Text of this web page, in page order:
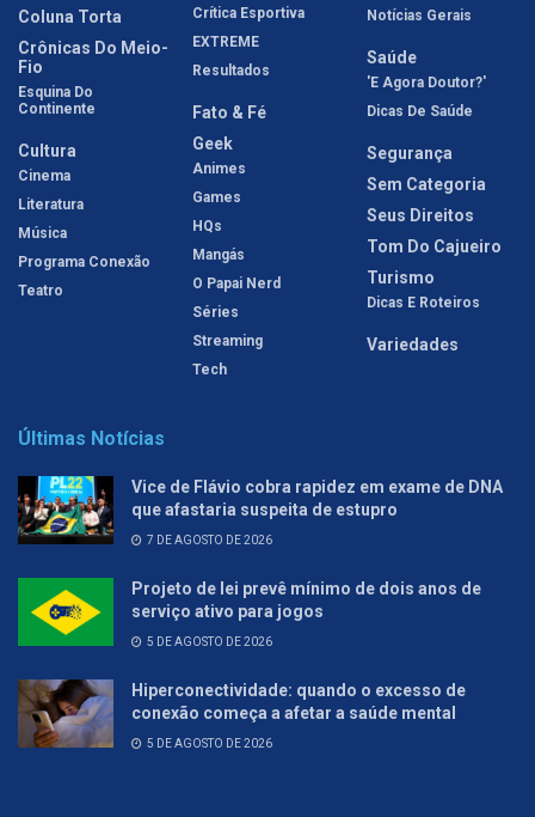
Coluna Torta
Crônicas Do Meio-
Fio
Esquina Do
Continente
Cultura
Cinema
Literatura
Música
Programa Conexão
Teatro
Crítica Esportiva
EXTREME
Resultados
Fato & Fé
Geek
Animes
Games
HQs
Mangás
O Papai Nerd
Séries
Streaming
Tech
Notícias Gerais
Saúde
'E Agora Doutor?'
Dicas De Saúde
Segurança
Sem Categoria
Seus Direitos
Tom Do Cajueiro
Turismo
Dicas E Roteiros
Variedades
Últimas Notícias
Vice de Flávio cobra rapidez em exame de DNA
que afastaria suspeita de estupro
7 DE AGOSTO DE 2026
Projeto de lei prevê mínimo de dois anos de
serviço ativo para jogos
5 DE AGOSTO DE 2026
Hiperconectividade: quando o excesso de
conexão começa a afetar a saúde mental
5 DE AGOSTO DE 2026